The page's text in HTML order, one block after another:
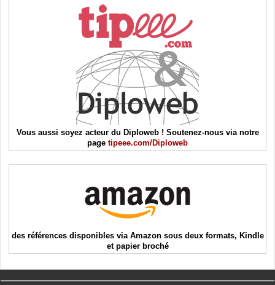
Vous aussi soyez acteur du Diploweb ! Soutenez-nous via notre
page tipeee.com/Diploweb
des références disponibles via Amazon sous deux formats, Kindle
et papier broché